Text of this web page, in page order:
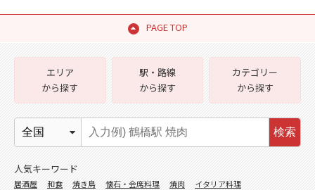
PAGE TOP
エリア
から探す
駅・路線
から探す
カテゴリー
から探す
検索
人気キーワード
居酒屋 和食 焼き鳥 懐石・会席料理 焼肉
イタリア料理